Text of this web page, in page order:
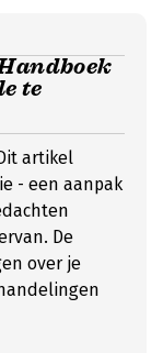
te
artikel
- een aanpak
De
over je